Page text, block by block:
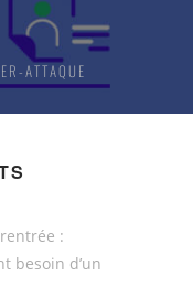
ATTAQUE
:
besoin d’un